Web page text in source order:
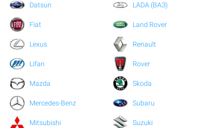
Datsun
Fiat
LADA (ВАЗ)
Land Rover
Lexus
Lifan
Mazda
Mercedes-Benz
Mitsubishi
Renault
Rover
Skoda
Subaru
Suzuki